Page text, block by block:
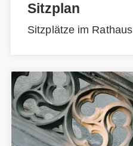
Sitzplan
Sitzplätze im Rathaus